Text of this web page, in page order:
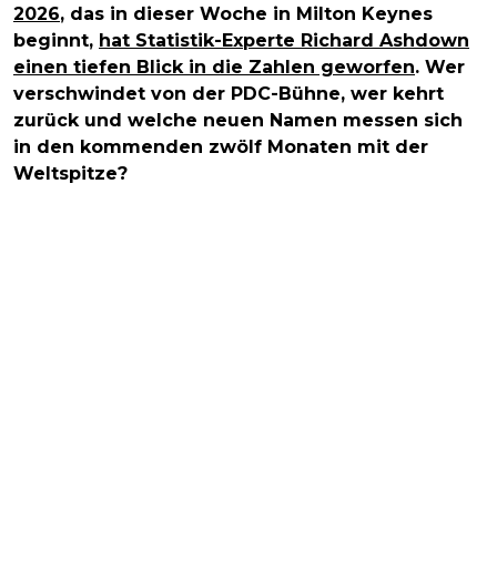
2026, das in dieser Woche in Milton Keynes
beginnt, hat Statistik-Experte Richard Ashdown
einen tiefen Blick in die Zahlen geworfen. Wer
verschwindet von der PDC-Bühne, wer kehrt
zurück und welche neuen Namen messen sich
in den kommenden zwölf Monaten mit der
Weltspitze?